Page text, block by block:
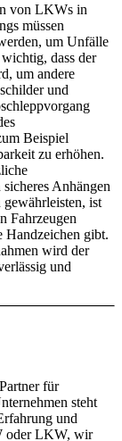
von LKWs in
müssen
um Unfälle
dass der
um andere
und
Beispiel
zu erhöhen.
Anhängen
ist
Fahrzeugen
Handzeichen gibt.
wird der
und
für
steht
und
oder LKW, wir